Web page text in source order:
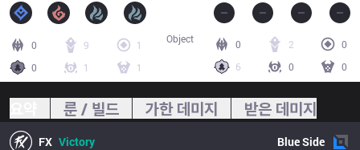
0 9
1
0
1 1
0 2
0
6
0 0
Object
룬 / 빌드 가한 데미지 받은 데미지
FX Victory BlueSide